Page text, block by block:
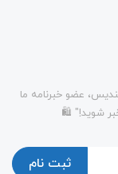
عضو خبرنامه ما
شوید!" 🛍️
ثبت نام